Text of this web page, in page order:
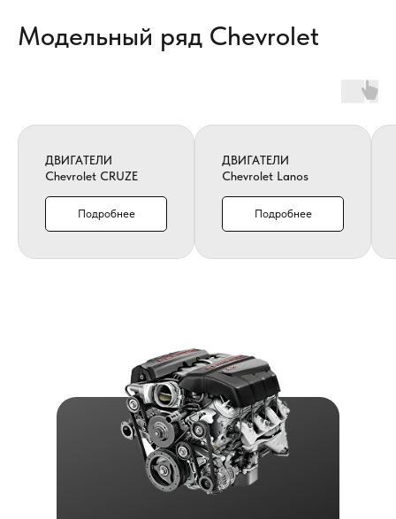
Модельный ряд Chevrolet
ДВИГАТЕЛИ
Chevrolet CRUZE
Подробнее
ДВИГАТЕЛИ
Chevrolet Lanos
Подробнее